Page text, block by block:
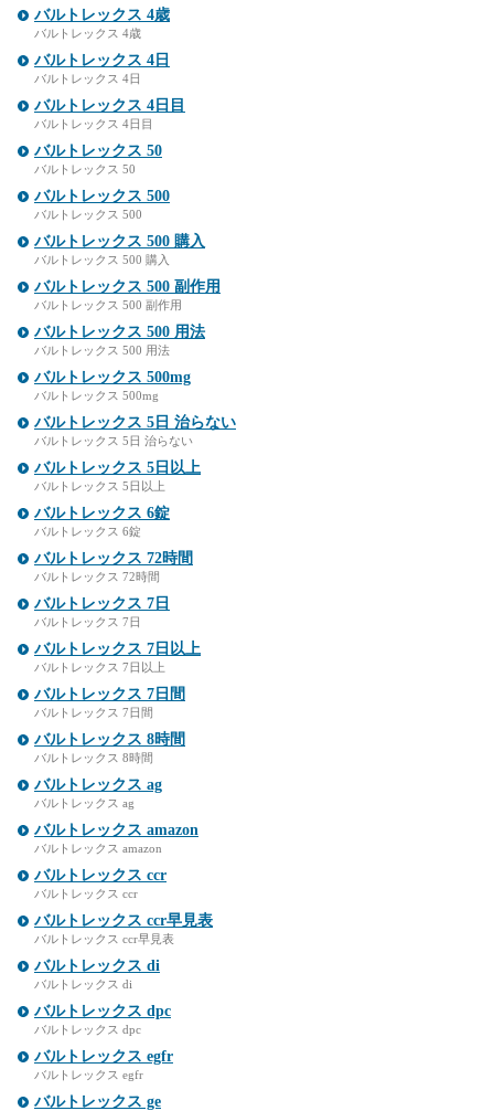
バルトレックス 4歳
バルトレックス 4歳
バルトレックス 4日
バルトレックス 4日
バルトレックス 4日目
バルトレックス 4日目
バルトレックス 50
バルトレックス 50
バルトレックス 500
バルトレックス 500
バルトレックス 500 購入
バルトレックス 500 購入
バルトレックス 500 副作用
バルトレックス 500 副作用
バルトレックス 500 用法
バルトレックス 500 用法
バルトレックス 500mg
バルトレックス 500mg
バルトレックス 5日 治らない
バルトレックス 5日 治らない
バルトレックス 5日以上
バルトレックス 5日以上
バルトレックス 6錠
バルトレックス 6錠
バルトレックス 72時間
バルトレックス 72時間
バルトレックス 7日
バルトレックス 7日
バルトレックス 7日以上
バルトレックス 7日以上
バルトレックス 7日間
バルトレックス 7日間
バルトレックス 8時間
バルトレックス 8時間
バルトレックス ag
バルトレックス ag
バルトレックス amazon
バルトレックス amazon
バルトレックス ccr
バルトレックス ccr
バルトレックス ccr早見表
バルトレックス ccr早見表
バルトレックス di
バルトレックス di
バルトレックス dpc
バルトレックス dpc
バルトレックス egfr
バルトレックス egfr
バルトレックス ge